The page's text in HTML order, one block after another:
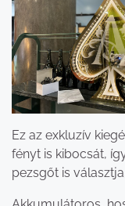
Ez az exkluzív
fényt is kibocsát,
pezsgőt is